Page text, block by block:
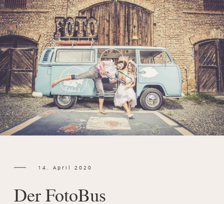
HOME
ABOUT
WEDDINGS
VIDEO
CONTACT
14. April 2020
Der FotoBus